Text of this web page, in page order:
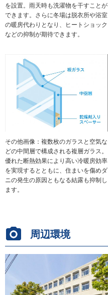
を設置。雨天時も洗濯物を干すことが
できます。さらに冬場は脱衣所や浴室
の暖房代わりとなり、ヒートショック
などの抑制が期待できます。
その他画像：複数枚のガラスと空気な
どの中間層で構成される複層ガラス。
優れた断熱効果により高い冷暖房効率
を実現するとともに、住まいを傷めダ
ニの発生の原因ともなる結露も抑制し
ます。
周辺環境